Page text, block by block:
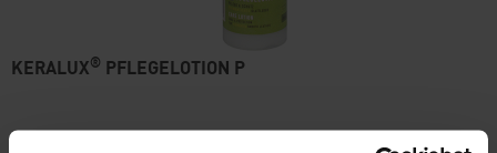
KERALUX® PFLEGELOTION P
Reichhaltige regenerierende Pflege für pigmentierte